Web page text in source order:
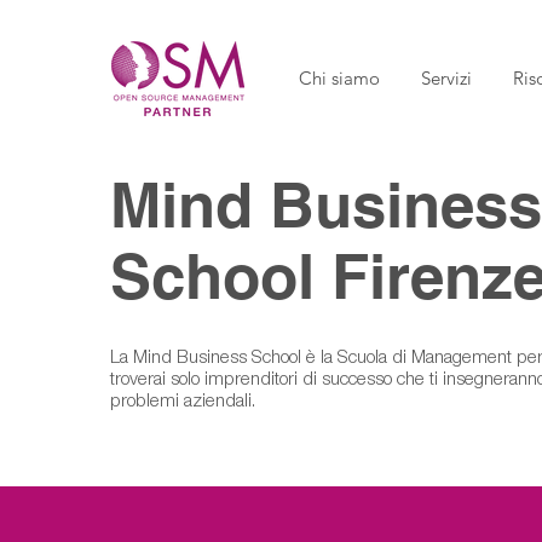
Chi siamo Servizi
Mind Business
School
La Mind Business School è la Scuola di Management
troverai solo imprenditori di successo che ti
problemi aziendali.